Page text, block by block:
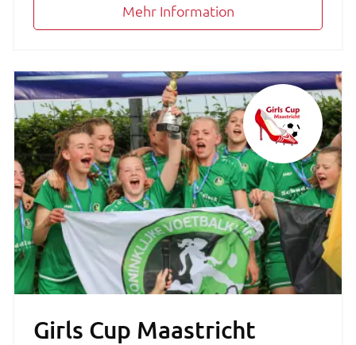
Mehr Information
Girls Cup Maastricht